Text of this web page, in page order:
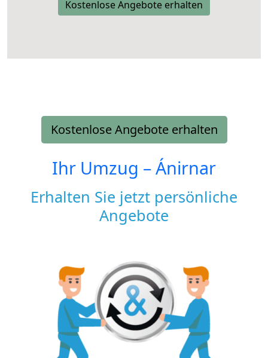
Kostenlose Angebote erhalten
Kostenlose Angebote erhalten
Ihr Umzug –Ánirnar
Erhalten Sie jetzt persönliche
Angebote